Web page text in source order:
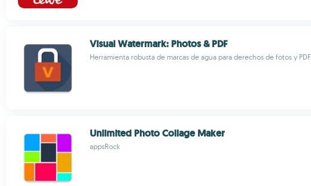
Visual Watermark: Photos & PDF
Herramienta robusta de marcas de agua para derechos de fotos y PDF
Unlimited Photo Collage Maker
appsRock